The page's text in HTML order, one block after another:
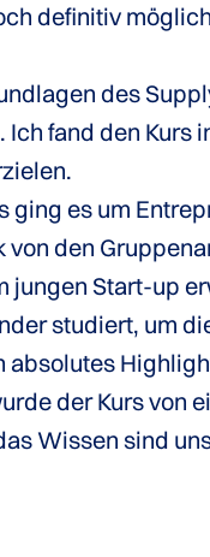
definitiv
des
fand den Kurs
ging es um
den
jungen Start-up
studiert, um
der Kurs von
Wissen sind